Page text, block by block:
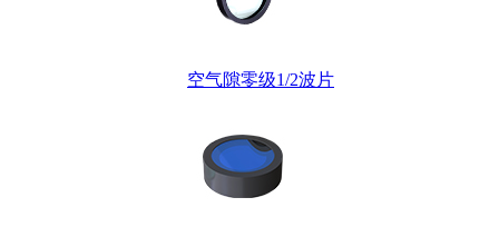
空气隙零级1/2波片